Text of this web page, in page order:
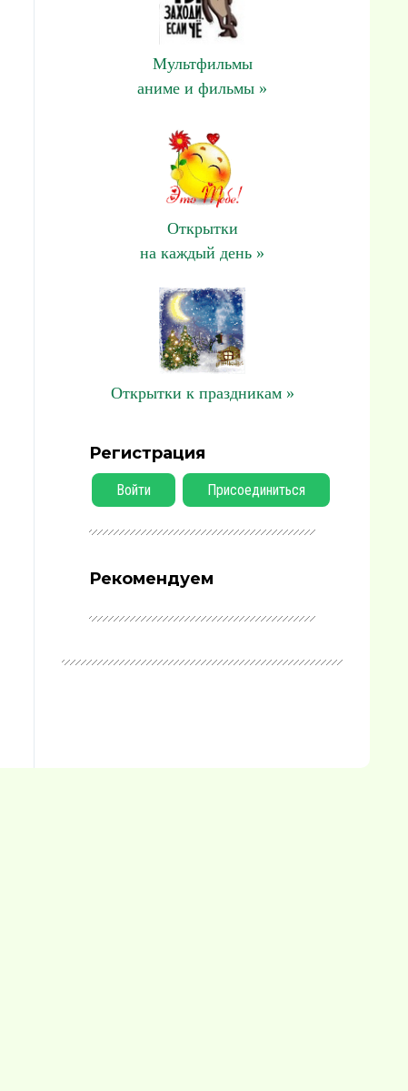
Мультфильмы
аниме и фильмы »
Открытки
на каждый день »
Открытки к праздникам »
Регистрация
Войти Присоединиться
Рекомендуем